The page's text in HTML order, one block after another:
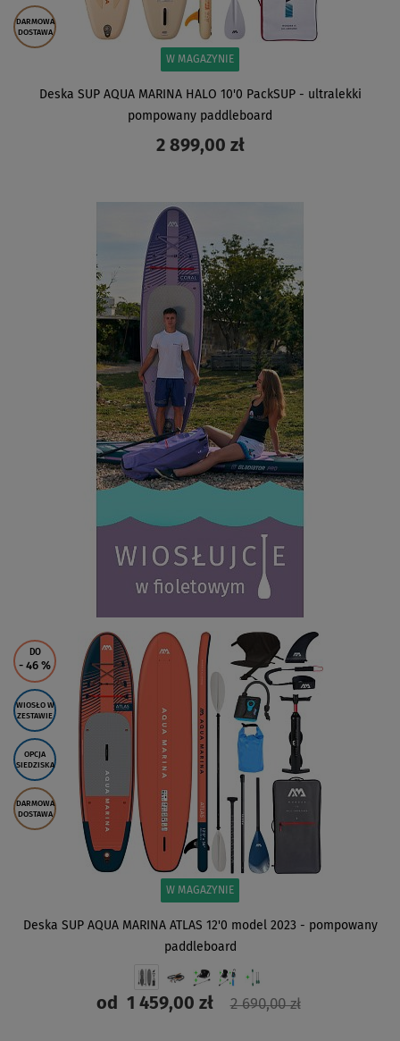
DARMOWA
DOSTAWA
W MAGAZYNIE
Deska SUP AQUA MARINA HALO 10'0 PackSUP - ultralekki
pompowany paddleboard
2 899,00 zł
DO
- 46 %
WIOSŁO W
ZESTAWIE
OPCJA
SIEDZISKA
DARMOWA
DOSTAWA
W MAGAZYNIE
Deska SUP AQUA MARINA ATLAS 12'0 model 2023 - pompowany
paddleboard
od1 459,00 zł 2 690,00 zł